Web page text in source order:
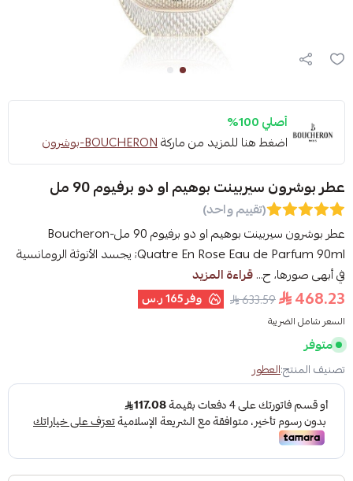
أصلي 100%
اضغط هنا للمزيد من ماركةBOUCHERON-بوشرون
عطر بوشرون سيربينت بوهيم او دو برفيوم 90 مل
(تقييم واحد)
عطر بوشرون سيربينت بوهيم او دو برفيوم 90 مل-Boucheron
Quatre En Rose Eau de Parfum 90ml; يجسد الأنوثة الرومانسية
في أبهى صورها، ح...قراءة المزيد
468.23
633.59 وفر165 ر.س
السعر شامل الضريبة
متوفر
تصنيف المنتج:العطور